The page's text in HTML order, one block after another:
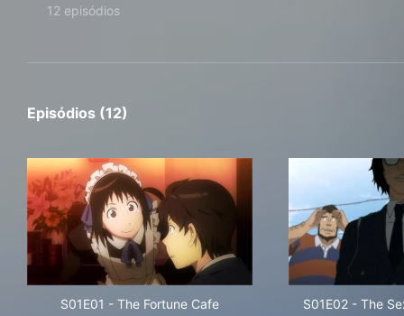
12 episódios
Episódios (12)
S01E01 - The Fortune Cafe
S01E02- The